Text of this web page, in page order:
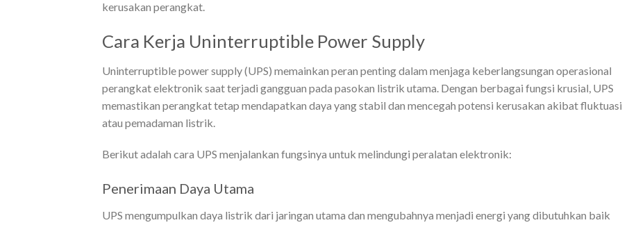
kerusakan perangkat.
Cara Kerja Uninterruptible Power Supply
Uninterruptible power supply (UPS) memainkan peran penting dalam menjaga keberlangsungan operasional
perangkat elektronik saat terjadi gangguan pada pasokan listrik utama. Dengan berbagai fungsi krusial, UPS
memastikan perangkat tetap mendapatkan daya yang stabil dan mencegah potensi kerusakan akibat fluktuasi
atau pemadaman listrik.
Berikut adalah cara UPS menjalankan fungsinya untuk melindungi peralatan elektronik:
Penerimaan Daya Utama
UPS mengumpulkan daya listrik dari jaringan utama dan mengubahnya menjadi energi yang dibutuhkan baik